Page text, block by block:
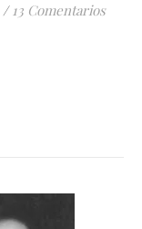
/ 13 Comentarios